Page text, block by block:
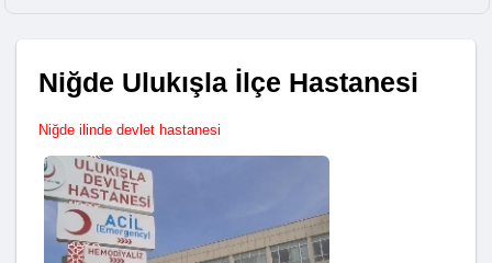
Niğde Ulukışla İlçe Hastanesi
Niğde ilinde devlet hastanesi